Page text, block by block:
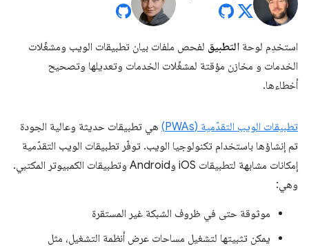
استخدِم لوحة التطبيق لفحص ملفات بيان تطبيقات الويب ومشغّلات
الخدمات و مخازن مؤقتة لمشغّلات الخدمات وتعديلها وتصحيح
أخطاءها.
تطبيقات الويب التقدّمية (PWAs)
هي تطبيقات حديثة وعالية الجودة
تم إنشاؤها باستخدام تكنولوجيا الويب. توفّر تطبيقات الويب التقدّمية
إمكانات مشابهة لتطبيقات iOS وAndroid وتطبيقات الكمبيوتر المكتبي.
وهي:
موثوقة حتى في ظروف الشبكة غير المستقرة
يمكن تثبيتها لتشغيل مساحات عرض أنظمة التشغيل، مثل